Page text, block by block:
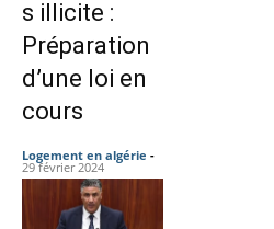
s illicite :
Préparation
d’une loi en
cours
Logement en algérie -
29 février 2024